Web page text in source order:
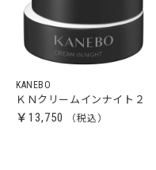
KANEBO
ＫＮクリームインナイト２
￥13,750